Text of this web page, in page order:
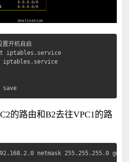
开机自启
iptables.service
iptables.service
的路由和B2去往VPC1的路
netmask 255.255.255.0 gw